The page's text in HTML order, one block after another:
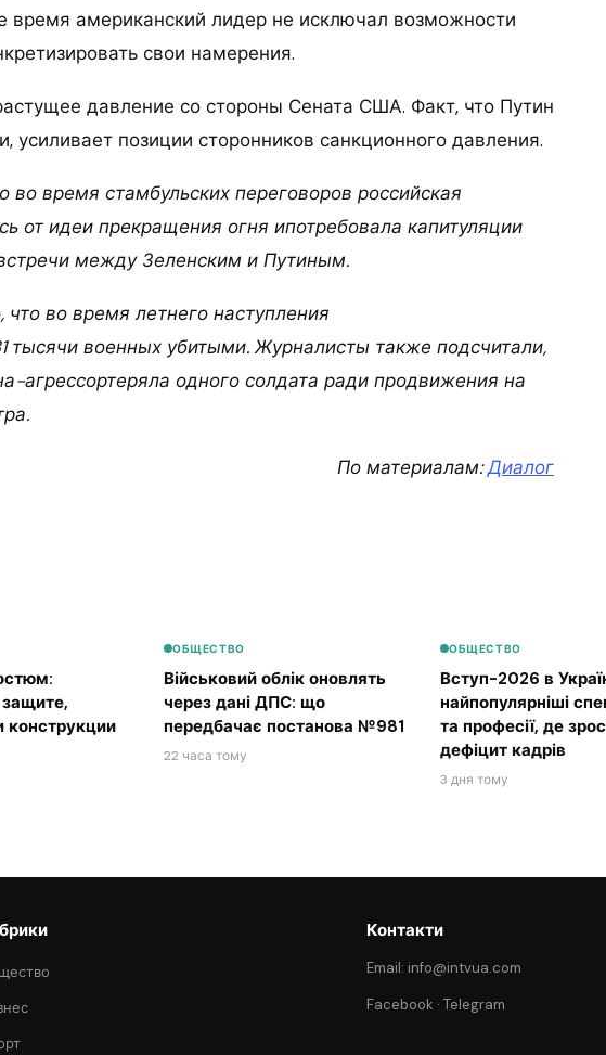
время американский лидер не исключал возможности
свои намерения.
давление со стороны Сената США. Факт, что Путин
усиливает позиции сторонников санкционного давления.
во время стамбульских переговоров российская
от идеи прекращения огня ипотребовала капитуляции
между Зеленским и Путиным.
во время летнего наступления
тысячи военных убитыми. Журналисты также подсчитали,
агрессортеряла одного солдата ради продвижения на
По материалам:Диалог
конструкции
ОБЩЕСТВО
Військовий облік оновлять
через дані ДПС: що
передбачає постанова №981
22 часа тому
ОБЩЕСТВО
Вступ-2026 в
найпопулярніші
та професії, де
дефіцит кадрів
3 дня тому
Контакти
Email: info@intvua.com
Facebook ·Telegram